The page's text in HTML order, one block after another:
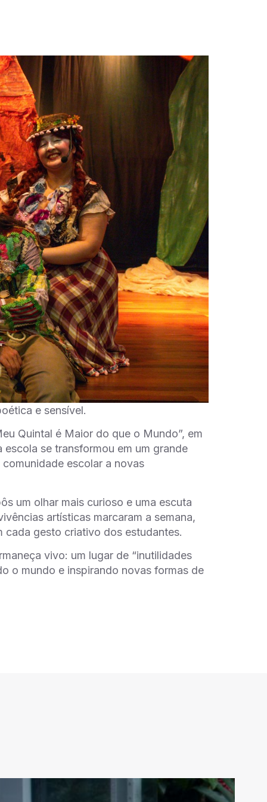
e sensível.
Quintal é Maior do que o Mundo”, em
se transformou em um grande
escolar a novas
um olhar mais curioso e uma escuta
artísticas marcaram a semana,
cada gesto criativo dos estudantes.
vivo: um lugar de “inutilidades
o mundo e inspirando novas formas de